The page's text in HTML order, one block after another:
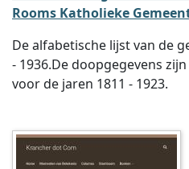
Rooms Katholieke
De alfabetische lijst van de
- 1936.De doopgegevens
voor de jaren 1811 - 1923.